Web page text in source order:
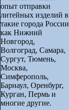
опыт отправки
литейных изделий в
такие города России
как Нижний
Новгород,
Волгоград, Самара,
Сургут, Тюмень,
Москва,
Симферополь,
Барнаул, Оренбург,
Курган, Пермь и
многие другие.